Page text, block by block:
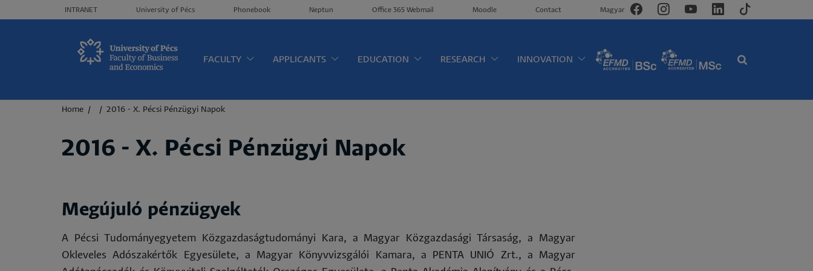
Header menü
INTRANET University of Pécs Phonebook Neptun Office 365 Webmail Moodle Contact Magyar
FACULTY APPLICANTS EDUCATION RESEARCH INNOVATION
Breadcrumb
Home 2016 - X. Pécsi Pénzügyi Napok
2016 - X. Pécsi Pénzügyi Napok
Megújuló pénzügyek
A Pécsi Tudományegyetem Közgazdaságtudományi Kara, a Magyar Közgazdasági Társaság, a Magyar
Okleveles Adószakértők Egyesülete, a Magyar Könyvvizsgálói Kamara, a PENTA UNIÓ Zrt., a Magyar